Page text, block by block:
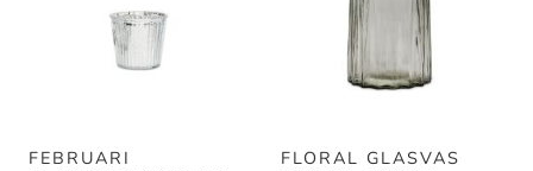
FEBRUARI
FLORAL GLASVAS